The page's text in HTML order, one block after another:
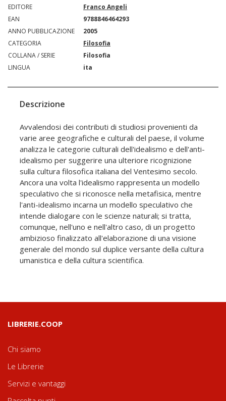
EDITORE
Franco Angeli
EAN
9788846464293
ANNO PUBBLICAZIONE
2005
CATEGORIA
Filosofia
COLLANA / SERIE
Filosofia
LINGUA
ita
Descrizione
Avvalendosi dei contributi di studiosi provenienti da
varie aree geografiche e culturali del paese, il volume
analizza le categorie culturali dell'idealismo e dell'anti-
idealismo per suggerire una ulteriore ricognizione
sulla cultura filosofica italiana del Ventesimo secolo.
Ancora una volta l'idealismo rappresenta un modello
speculativo che si riconosce nella metafisica, mentre
l'anti-idealismo incarna un modello speculativo che
intende dialogare con le scienze naturali; si tratta,
comunque, nell'uno e nell'altro caso, di un progetto
ambizioso finalizzato all'elaborazione di una visione
generale del mondo sul duplice versante della cultura
umanistica e della cultura scientifica.
LIBRERIE.COOP
Chi siamo
Le Librerie
Servizi e vantaggi